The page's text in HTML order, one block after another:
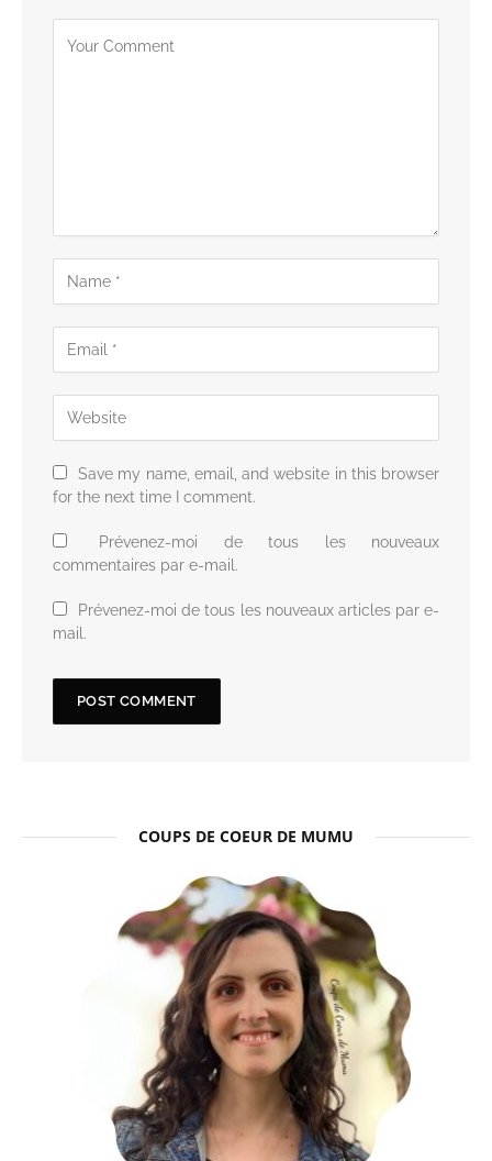
Save my name, email, and website in this browser
for the next time I comment.
Prévenez-moi de tous les nouveaux
commentaires par e-mail.
Prévenez-moi de tous les nouveaux articles par e-
mail.
COUPS DE COEUR DE MUMU